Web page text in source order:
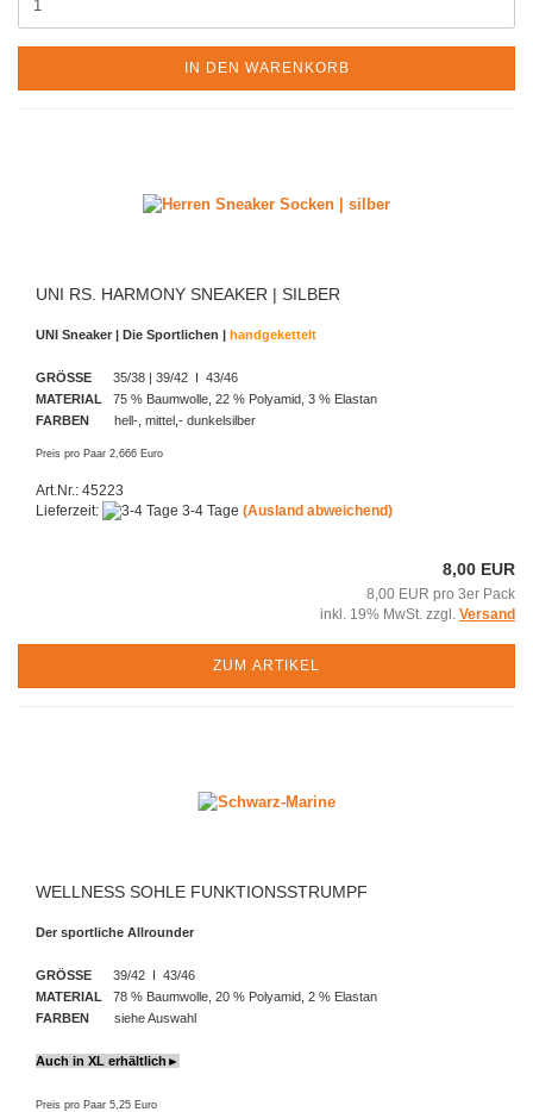
IN DEN WARENKORB
UNI RS. HARMONY SNEAKER | SILBER
UNI Sneaker | Die Sportlichen | handgekettelt
GRÖSSE 35/38 | 39/42 I 43/46
MATERIAL 75 % Baumwolle, 22 % Polyamid, 3 % Elastan
FARBEN hell-, mittel,- dunkelsilber
Preis pro Paar 2,666 Euro
Art.Nr.: 45223
Lieferzeit:
3-4 Tage (Ausland abweichend)
8,00 EUR
8,00 EUR pro 3er Pack
inkl. 19% MwSt. zzgl. Versand
ZUM ARTIKEL
WELLNESS SOHLE FUNKTIONSSTRUMPF
Der sportliche Allrounder
GRÖSSE 39/42 I 43/46
MATERIAL 78 % Baumwolle, 20 % Polyamid, 2 % Elastan
FARBEN siehe Auswahl
Auch in XL erhältlich►
Preis pro Paar 5,25 Euro